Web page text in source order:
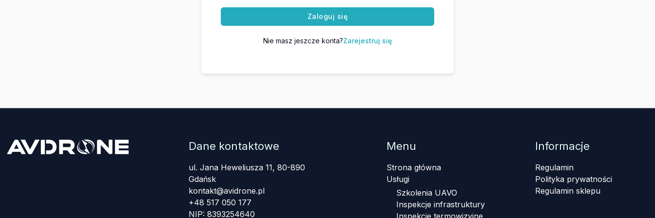
Zaloguj się
Nie masz jeszcze konta?Zarejestruj się
Dane kontaktowe
ul. Jana Heweliusza 11, 80-890
Gdańsk
kontakt@avidrone.pl
+48 517 050 177
NIP: 8393254640
Menu
Strona główna
Usługi
Szkolenia UAVO
Inspekcje infrastruktury
Informacje
Regulamin
Polityka prywatności
Regulamin sklepu